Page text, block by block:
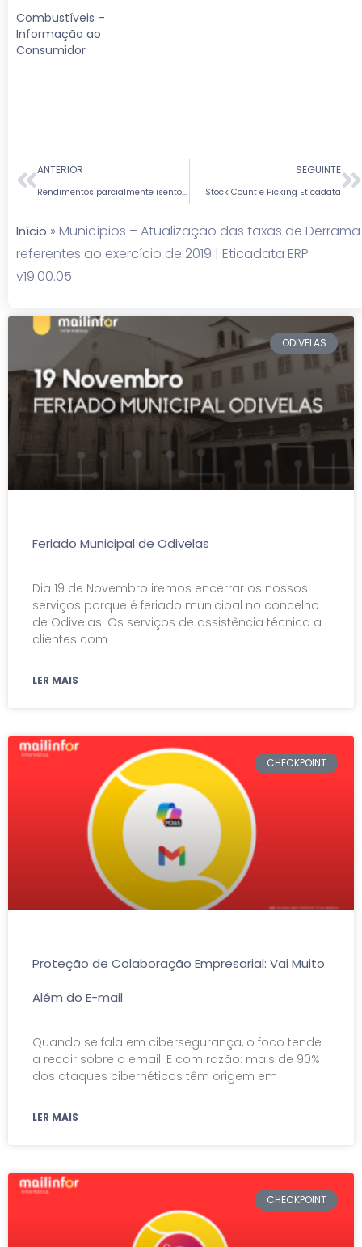
Combustíveis –
Informação ao
Consumidor
ANTERIOR
Rendimentos parcialmente isentos de IRS | Eticadata ERP v19.00.05
SEGUINTE
Stock Count e Picking Eticadata
Início » Municípios – Atualização das taxas de Derrama
referentes ao exercício de 2019 | Eticadata ERP
v19.00.05
ODIVELAS
Feriado Municipal de Odivelas
Dia 19 de Novembro iremos encerrar os nossos
serviços porque é feriado municipal no concelho
de Odivelas. Os serviços de assistência técnica a
clientes com
LER MAIS
CHECKPOINT
Proteção de Colaboração Empresarial: Vai Muito
Além do E-mail
Quando se fala em cibersegurança, o foco tende
a recair sobre o email. E com razão: mais de 90%
dos ataques cibernéticos têm origem em
LER MAIS
CHECKPOINT